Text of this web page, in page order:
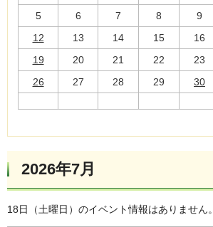
5
6 7 8 9
12
13 14 15 16
19
20 21 22 23
26
27 28 29 30
2026年7月
18日（土曜日）のイベント情報はありません。